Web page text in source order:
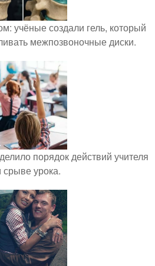
учёные создали гель, который
межпозвоночные диски.
порядок действий учителя
срыве урока.